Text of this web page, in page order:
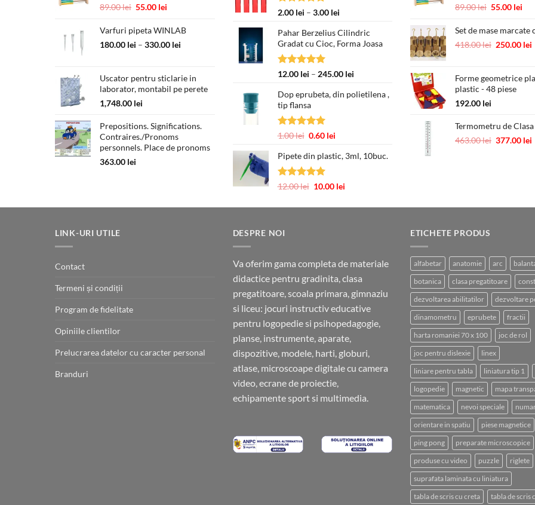
89.00lei Prețul
a
fost:
55.00 lei
este:
55.00 lei.
Varfuri pipeta WINLAB
180.00 lei – 330.00 lei
180.00 lei
până
Uscator pentru sticlarie in
laborator, montabil pe perete
1,748.00 lei
Prepositions. Significations.
Contraires./Pronoms
personnels. Place de pronoms
363.00 lei
Evaluat la
2.00 lei – 3.00 leiInterval
prețuri:
2.00 lei
3.00 lei
Pahar Berzelius Cilindric
Gradat cu Cioc, Forma Joasa
Evaluat la
12.00 lei – 245.00 leiInterval
prețuri:
Dop eprubeta, din polietilena ,
tip flansa
Evaluat la
1.00lei Prețul
a
fost:
0.60 leiPrețul
este:
Pipete din plastic, 3ml, 10buc.
Evaluat la
12.00lei Prețul
a
10.00 leiPrețul
este:
89.00lei Prețul
a
fost:
55.00 lei
Set de mase marcate
418.00lei Prețul
fost:
418.00 lei.
250.00 lei
Forme geometrice
plastic - 48 piese
192.00 lei
Termometru de
463.00lei Prețul
377.00 lei
LINK-URI UTILE
Contact
Termeni și condiții
Program de fidelitate
Opiniile clientilor
Prelucrarea datelor cu caracter personal
Branduri
DESPRE NOI
Va oferim gama completa de materiale
didactice pentru gradinita, clasa
pregatitoare, scoala primara, gimnaziu
si liceu: jocuri instructiv educative
pentru logopedie si psihopedagogie,
planse, instrumente, aparate,
dispozitive, modele, harti, globuri,
atlase, microscoape digitale cu camera
video, ecrane de proiectie,
echipamente sport si multimedia.
ETICHETE PRODUS
alfabetar anatomie arc
botanica clasa pregatitoare
dezvoltarea abilitatilor dezvoltare
dinamometru eprubete fractii
harta romaniei 70 x 100 joc de rol
joc pentru dislexie linex
liniare pentru tabla liniatura tip 1
logopedie magnetic mapa
matematica nevoi speciale
orientare in spatiu piese magnetice
ping pong preparate microscopice
produse cu video puzzle riglete
suprafata laminata cu liniatura
tabla de scris cu creta tabla de scris